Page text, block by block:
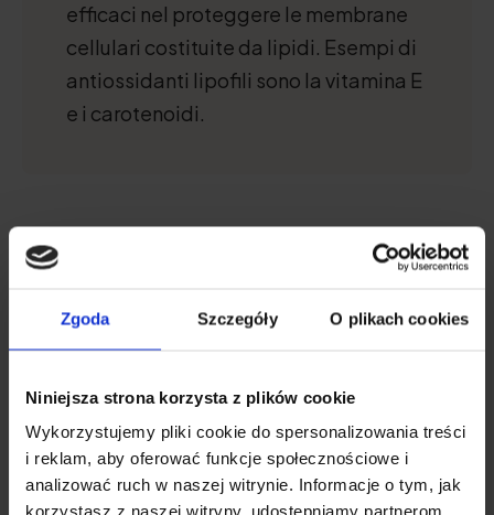
Zgoda Szczegóły O plikach cookies
Niniejsza strona korzysta z plików cookie
Wykorzystujemy pliki cookie do spersonalizowania treści
i reklam, aby oferować funkcje społecznościowe i
analizować ruch w naszej witrynie. Informacje o tym, jak
korzystasz z naszej witryny, udostępniamy partnerom
efficaci nel proteggere le membrane
cellulari costituite da lipidi. Esempi di
antiossidanti lipofili sono la vitamina E
e i carotenoidi.
Effetti degli antiossidanti
Gli antiossidanti presentano numerose
dell'organismo e la loro mancanza porta a gravi
problemi. Come agiscono gli antiossidanti?